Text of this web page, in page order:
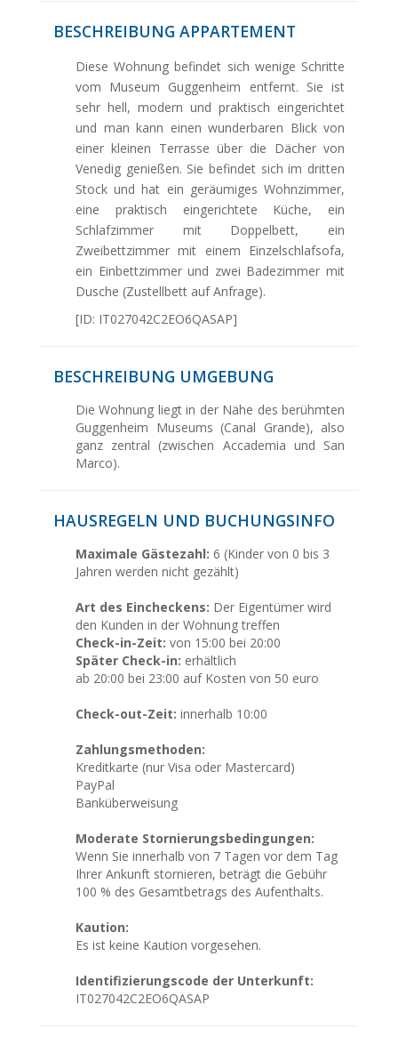
BESCHREIBUNG APPARTEMENT
Diese Wohnung befindet sich wenige Schritte
vom Museum Guggenheim entfernt. Sie ist
sehr hell, modern und praktisch eingerichtet
und man kann einen wunderbaren Blick von
einer kleinen Terrasse über die Dächer von
Venedig genießen. Sie befindet sich im dritten
Stock und hat ein geräumiges Wohnzimmer,
eine praktisch eingerichtete Küche, ein
Schlafzimmer mit Doppelbett, ein
Zweibettzimmer mit einem Einzelschlafsofa,
ein Einbettzimmer und zwei Badezimmer mit
Dusche (Zustellbett auf Anfrage).
[ID: IT027042C2EO6QASAP]
BESCHREIBUNG UMGEBUNG
Die Wohnung liegt in der Nähe des berühmten
Guggenheim Museums (Canal Grande), also
ganz zentral (zwischen Accademia und San
Marco).
HAUSREGELN UND BUCHUNGSINFO
Maximale Gästezahl: 6 (Kinder von 0 bis 3
Jahren werden nicht gezählt)
Art des Eincheckens: Der Eigentümer wird
den Kunden in der Wohnung treffen
Check-in-Zeit: von 15:00 bei 20:00
Später Check-in: erhältlich
ab 20:00 bei 23:00 auf Kosten von 50 euro
Check-out-Zeit: innerhalb 10:00
Zahlungsmethoden:
Kreditkarte (nur Visa oder Mastercard)
PayPal
Banküberweisung
Moderate Stornierungsbedingungen:
Wenn Sie innerhalb von 7 Tagen vor dem Tag
Ihrer Ankunft stornieren, beträgt die Gebühr
100 % des Gesamtbetrags des Aufenthalts.
Kaution:
Es ist keine Kaution vorgesehen.
Identifizierungscode der Unterkunft:
IT027042C2EO6QASAP